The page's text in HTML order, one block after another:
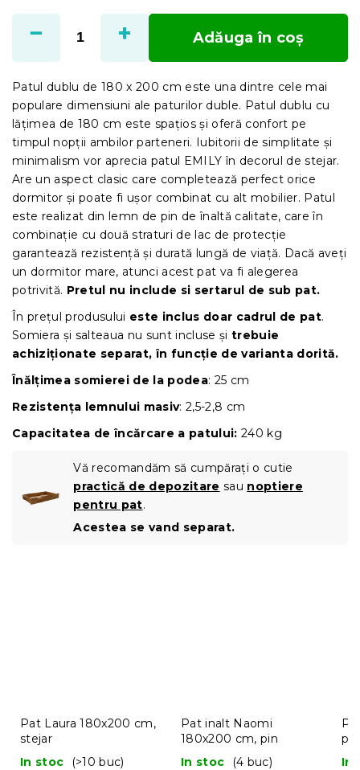
preţ:
Adăuga în coş
Patul dublu de 180 x 200 cm este una dintre cele mai
populare dimensiuni ale paturilor duble. Patul dublu cu
lățimea de 180 cm este spațios și oferă confort pe
timpul nopții ambilor parteneri. Iubitorii de simplitate și
minimalism vor aprecia patul EMILY în decorul de stejar.
Are un aspect clasic care completează perfect orice
dormitor și poate fi ușor combinat cu alt mobilier. Patul
este realizat din lemn de pin de înaltă calitate, care în
combinație cu două straturi de lac de protecție
garantează rezistență și durată lungă de viață. Dacă aveți
un dormitor mare, atunci acest pat va fi alegerea
potrivită. Pretul nu include si sertarul de sub pat.
În prețul produsului este inclus doar cadrul de pat.
Somiera și salteaua nu sunt incluse și trebuie
achiziționate separat, în funcție de varianta dorită.
Înălțimea somierei de la podea: 25 cm
Rezistența lemnului masiv: 2,5-2,8 cm
Capacitatea de încărcare a patului: 240 kg
Vă recomandăm să cumpărați o cutie
practică de depozitare sau noptiere
pentru pat.
Acestea se vand separat.
Pat Laura 180x200 cm,
stejar
In stoc
(>10 buc)
Pat inalt Naomi
180x200 cm, pin
In stoc
(4 buc)
pin
In